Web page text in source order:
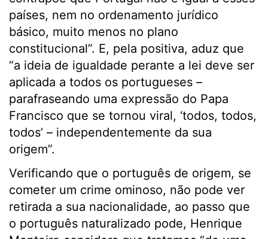
países, nem no ordenamento jurídico
básico, muito menos no plano
constitucional”. E, pela positiva, aduz que
“a ideia de igualdade perante a lei deve ser
aplicada a todos os portugueses –
parafraseando uma expressão do Papa
Francisco que se tornou viral, ‘todos, todos,
todos’ – independentemente da sua
origem”.
Verificando que o português de origem, se
cometer um crime ominoso, não pode ver
retirada a sua nacionalidade, ao passo que
o português naturalizado pode, Henrique